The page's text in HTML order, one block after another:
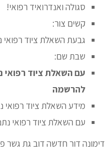
סגולה ואנדרואיד רפואי!
קשים צור:
גבעת השאלת ציוד רפואי
שבת שם:
עם השאלת ציוד רפואי
להרשמה
מידע השאלת ציוד רפואי
עם השאלת ציוד רפואי
דימונה דור חדשה דוב גת גשר